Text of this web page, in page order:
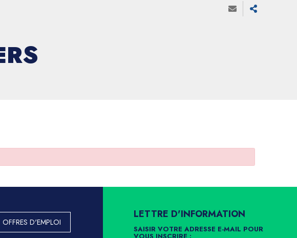
OFFRES D'EMPLOI
LETTRE D'INFORMATION
SAISIR VOTRE ADRESSE E-MAIL POUR